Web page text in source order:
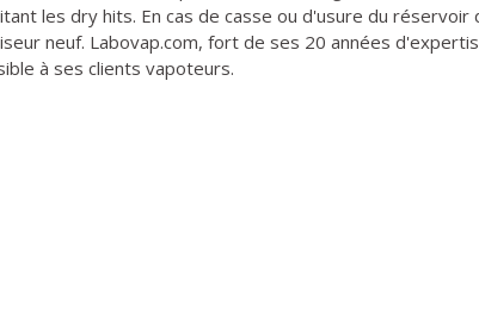
les dry hits. En cas de casse ou d'usure du
neuf. Labovap.com, fort de ses 20 années
à ses clients vapoteurs.